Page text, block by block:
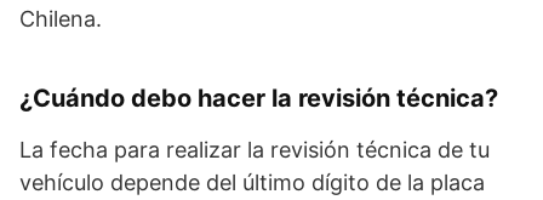
Chilena.
¿Cuándo debo hacer la revisión técnica?
La fecha para realizar la revisión técnica de tu
vehículo depende del último dígito de la placa